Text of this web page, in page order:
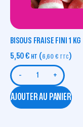
BISOUS FRAISE FINI 1 KG
5,50€ HT (6,60 € TTC)
- +
AJOUTER AU PANIER